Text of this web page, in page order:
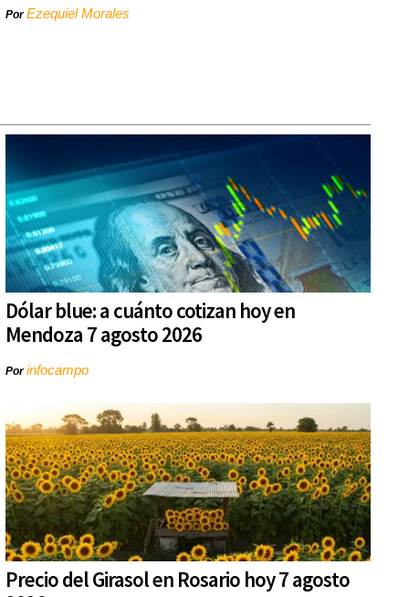
PorEzequiel Morales
Dólar blue: a cuánto cotizan hoy en
Mendoza 7 agosto 2026
Porinfocampo
Precio del Girasol en Rosario hoy 7 agosto